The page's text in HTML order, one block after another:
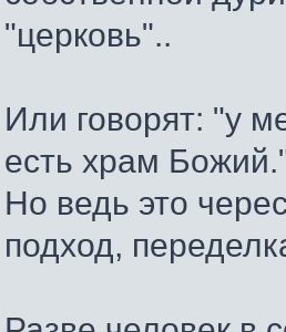
"церковь"..
Или говорят: "у
есть храм
Но ведь это
подход,